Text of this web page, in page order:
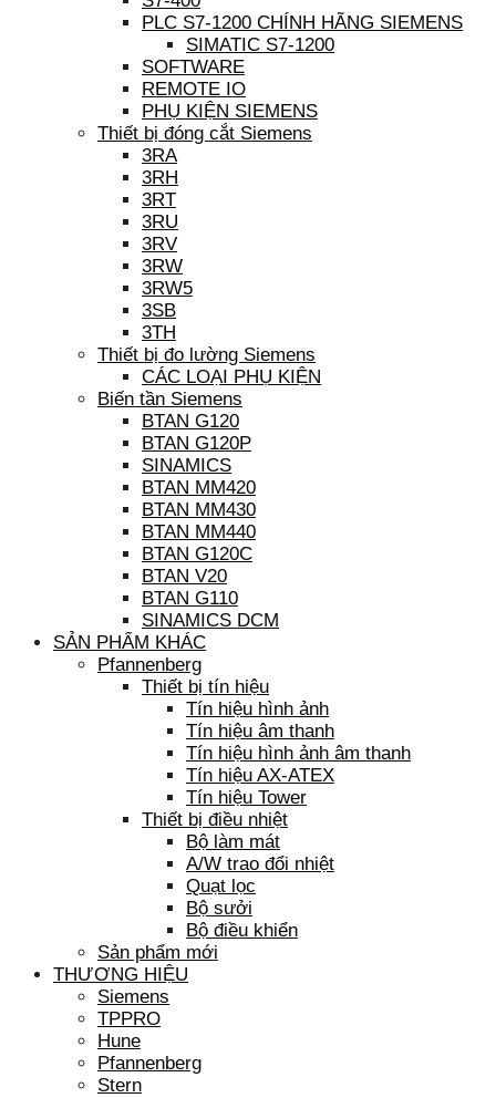
PLC S7-1200 CHÍNH HÃNG SIEMENS
SIMATIC S7-1200
SOFTWARE
REMOTE IO
PHỤ KIỆN SIEMENS
Thiết bị đóng cắt Siemens
3RA
3RH
3RT
3RU
3RV
3RW
3RW5
3SB
3TH
Thiết bị đo lường Siemens
CÁC LOẠI PHỤ KIỆN
Biến tần Siemens
BTAN G120
BTAN G120P
SINAMICS
BTAN MM420
BTAN MM430
BTAN MM440
BTAN G120C
BTAN V20
BTAN G110
SINAMICS DCM
SẢN PHẨM KHÁC
Pfannenberg
Thiết bị tín hiệu
Tín hiệu hình ảnh
Tín hiệu âm thanh
Tín hiệu hình ảnh âm thanh
Tín hiệu AX-ATEX
Tín hiệu Tower
Thiết bị điều nhiệt
Bộ làm mát
A/W trao đổi nhiệt
Quạt lọc
Bộ sưởi
Bộ điều khiển
Sản phẩm mới
THƯƠNG HIỆU
Siemens
TPPRO
Hune
Pfannenberg
Stern